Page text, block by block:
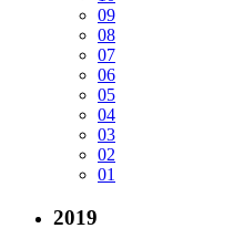
09
08
07
06
05
04
03
02
01
2019